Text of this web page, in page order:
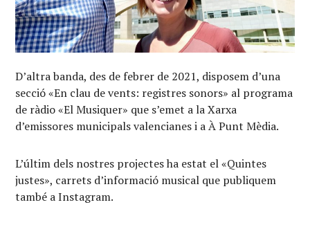
D’altra banda, des de febrer de 2021, disposem d’una
secció «En clau de vents: registres sonors» al programa
de ràdio «El Musiquer» que s’emet a la Xarxa
d’emissores municipals valencianes i a À Punt Mèdia.
L’últim dels nostres projectes ha estat el «Quintes
justes», carrets d’informació musical que publiquem
també a Instagram.